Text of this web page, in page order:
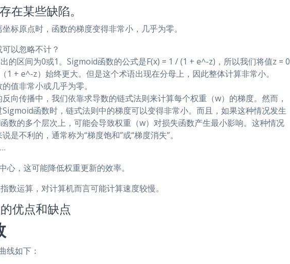
在某些缺陷。
标原点时，函数的梯度变得非常小，几乎为零。
以忽略不计？
的区间为0或1。Sigmoid函数的公式是F(x) = 1 / (1 + e^-z)，所以我们将值z = 0
1 + e^-z）始终更大。但是这个术语出现在分母上，因此整体计算非常小。
值非常小或几乎为零。
向传播中，我们依靠求导数的链式法则来计算每个权重（w）的梯度。然而，
函数时，链式法则中的梯度可以变得非常小。而且，如果这种情况发生
数的多个层次上，可能会导致权重（w）对损失函数产生最小影响。这种情况
是不利的，通常称为“梯度饱和”或“梯度消失”。
心，这可能降低权重更新的效率。
数运算，对计算机而言可能计算速度较慢。
优点和缺点
线如下：